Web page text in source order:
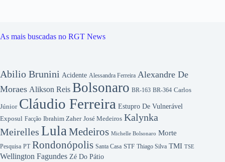
As mais buscadas no RGT News
Abilio Brunini Acidente Alessandra Ferreira Alexandre De
Moraes Alikson Reis Bolsonaro BR-163 BR-364 Carlos
Júnior Cláudio Ferreira Estupro De Vulnerável
Exposul Facção Ibrahim Zaher José Medeiros Kalynka
Meirelles LulaMedeiros Michelle Bolsonaro Morte
Pesquisa PT Rondonópolis Santa Casa STF Thiago Silva TMI TSE
Wellington Fagundes Zé Do Pátio